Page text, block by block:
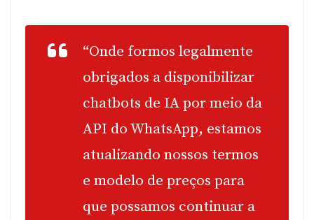
“Onde formos legalmente
obrigados a disponibilizar
chatbots de IA por meio da
API do WhatsApp, estamos
atualizando nossos termos
e modelo de preços para
que possamos continuar a